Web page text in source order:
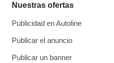
Nuestras ofertas
Publicidad en Autoline
Publicar el anuncio
Publicar un banner